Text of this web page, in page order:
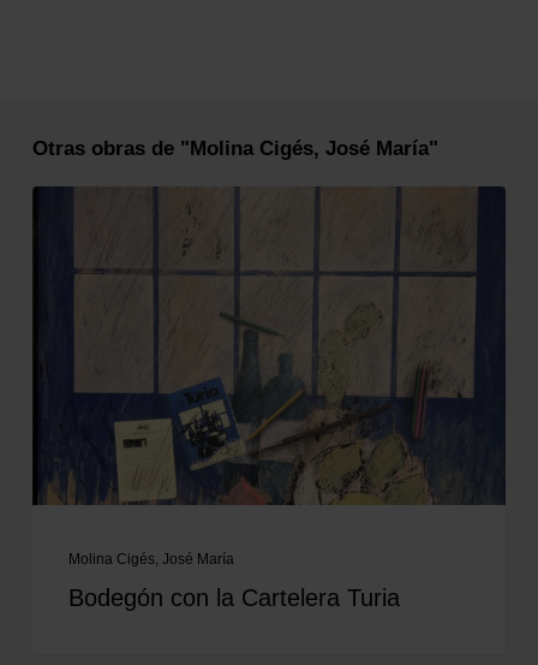
Otras obras de "Molina Cigés, José María"
Molina Cigés, José María
Bodegón con la Cartelera Turia